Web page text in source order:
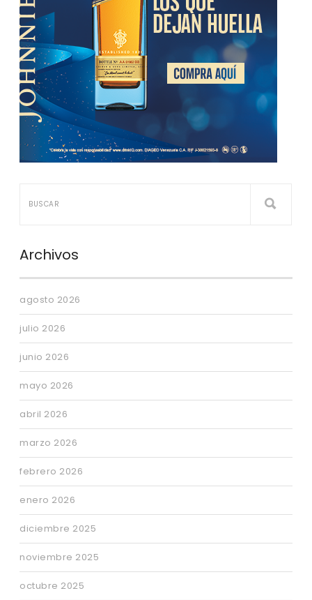
Archivos
agosto 2026
julio 2026
junio 2026
mayo 2026
abril 2026
marzo 2026
febrero 2026
enero 2026
diciembre 2025
noviembre 2025
octubre 2025